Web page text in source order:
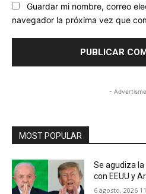
Guardar mi nombre, correo
navegador la próxima vez que
-
MOST POPULAR
Se agudiza
con EEUU y
6 agosto, 2026